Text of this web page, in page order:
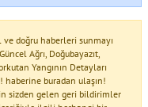
doğru haberleri sunmayı
Ağrı, Doğubayazıt,
Yangının Detayları
haberine buradan ulaşın!
sizden gelen geri bildirimler